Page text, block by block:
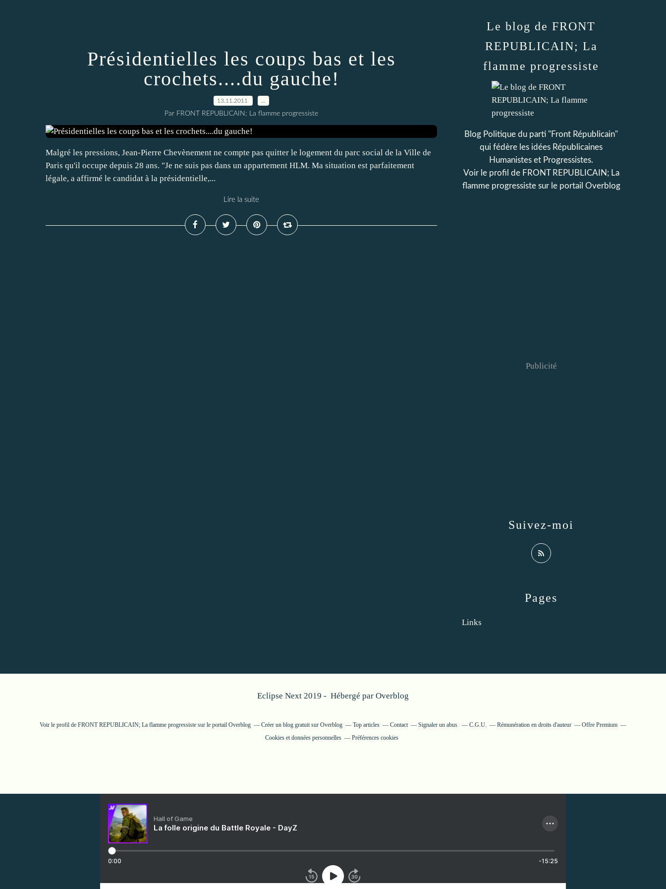
Présidentielles les coups bas et les
crochets....du gauche!
13.11.2011
Par FRONT REPUBLICAIN; La flamme progressiste
Malgré les pressions, Jean-Pierre Chevènement ne compte pas quitter le logement du parc social de la Ville de
Paris qu'il occupe depuis 28 ans. "Je ne suis pas dans un appartement HLM. Ma situation est parfaitement
légale, a affirmé le candidat à la présidentielle,...
Lire la suite
Pages
Links
Le blog de FRONT
REPUBLICAIN; La
flamme progressiste
Blog Politique du parti "Front Républicain"
qui fédère les idées Républicaines
Humanistes et Progressistes.
Voir le profil de FRONT REPUBLICAIN; La
flamme progressistesur le portail Overblog
Suivez-moi
Publicité
Eclipse Next 2019 - Hébergé par Overblog
Voir le profil de FRONT REPUBLICAIN; La flamme progressiste sur le portail Overblog Créer un blog gratuit sur Overblog Top articles Contact Signaler un abus C.G.U. Rémunération en droits d'auteur
Offre Premium
Cookies et données personnelles
Préférences cookies
Hall of Game
La folle origine du Battle Royale - DayZ
0:00 -15:25